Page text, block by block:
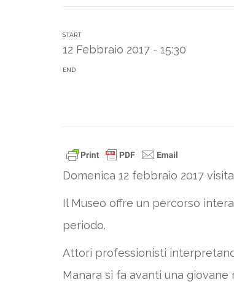
START
12 Febbraio 2017 - 15:30
END
Domenica 12 febbraio 2017
Il Museo offre un percorso
periodo.
Attori professionisti
Manara si fa avanti una